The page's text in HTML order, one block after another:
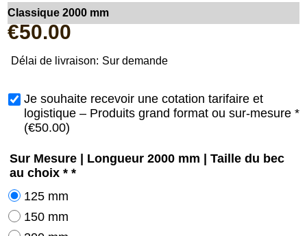
Classique 2000 mm
€50.00
Délai de livraison: Sur demande
Je souhaite recevoir une cotation tarifaire et
logistique – Produits grand format ou sur-mesure *
(€50.00)
Sur Mesure | Longueur 2000 mm | Taille du bec
au choix * *
125 mm
150 mm